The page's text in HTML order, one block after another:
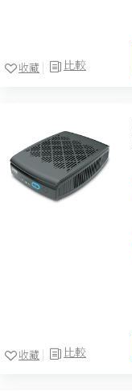
比較
收藏
比較
收藏